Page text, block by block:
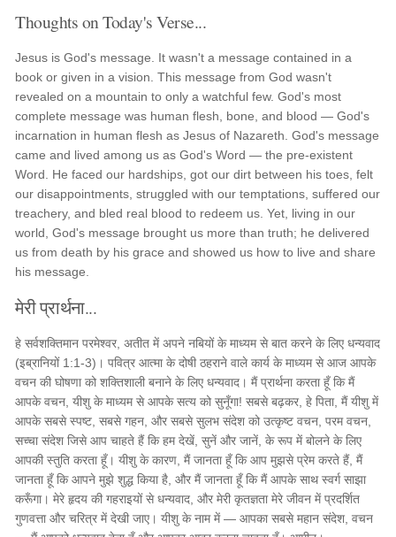
Thoughts on Today's Verse...
Jesus is God's message. It wasn't a message contained in a
book or given in a vision. This message from God wasn't
revealed on a mountain to only a watchful few. God's most
complete message was human flesh, bone, and blood — God's
incarnation in human flesh as Jesus of Nazareth. God's message
came and lived among us as God's Word — the pre-existent
Word. He faced our hardships, got our dirt between his toes, felt
our disappointments, struggled with our temptations, suffered our
treachery, and bled real blood to redeem us. Yet, living in our
world, God's message brought us more than truth; he delivered
us from death by his grace and showed us how to live and share
his message.
मेरी प्रार्थना...
हे सर्वशक्तिमान परमेश्वर, अतीत में अपने नबियों के माध्यम से बात करने के लिए धन्यवाद
(इब्रानियों 1:1-3)। पवित्र आत्मा के दोषी ठहराने वाले कार्य के माध्यम से आज आपके
वचन की घोषणा को शक्तिशाली बनाने के लिए धन्यवाद। मैं प्रार्थना करता हूँ कि मैं
आपके वचन, यीशु के माध्यम से आपके सत्य को सुनूँगा! सबसे बढ़कर, हे पिता, मैं यीशु में
आपके सबसे स्पष्ट, सबसे गहन, और सबसे सुलभ संदेश को उत्कृष्ट वचन, परम वचन,
सच्चा संदेश जिसे आप चाहते हैं कि हम देखें, सुनें और जानें, के रूप में बोलने के लिए
आपकी स्तुति करता हूँ। यीशु के कारण, मैं जानता हूँ कि आप मुझसे प्रेम करते हैं, मैं
जानता हूँ कि आपने मुझे शुद्ध किया है, और मैं जानता हूँ कि मैं आपके साथ स्वर्ग साझा
करूँगा। मेरे हृदय की गहराइयों से धन्यवाद, और मेरी कृतज्ञता मेरे जीवन में प्रदर्शित
गुणवत्ता और चरित्र में देखी जाए। यीशु के नाम में — आपका सबसे महान संदेश, वचन